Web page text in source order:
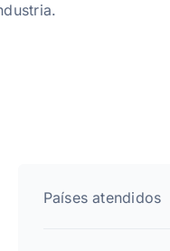
Países atendidos